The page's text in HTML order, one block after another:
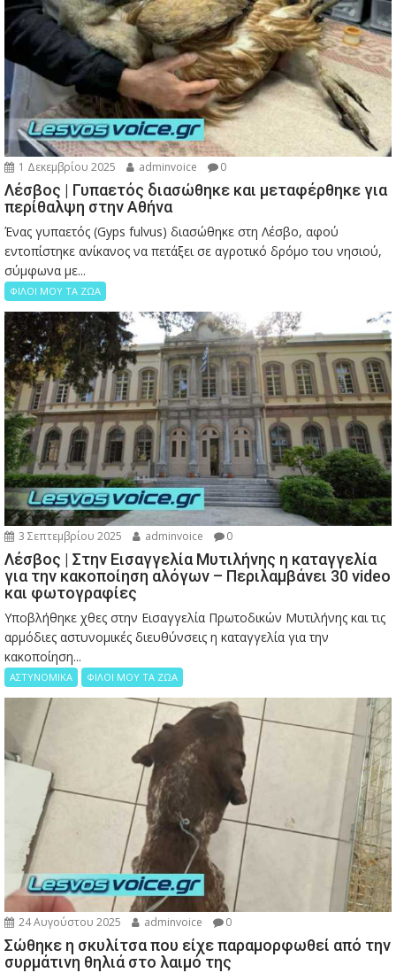
1 Δεκεμβρίου 2025 adminvoice 0
Λέσβος | Γυπαετός διασώθηκε και μεταφέρθηκε για
περίθαλψη στην Αθήνα
Ένας γυπαετός (Gyps fulvus) διασώθηκε στη Λέσβο, αφού
εντοπίστηκε ανίκανος να πετάξει σε αγροτικό δρόμο του νησιού,
σύμφωνα με...
ΦΙΛΟΙ ΜΟΥ ΤΑ ΖΩΑ
3 Σεπτεμβρίου 2025 adminvoice 0
Λέσβος | Στην Εισαγγελία Μυτιλήνης η καταγγελία
για την κακοποίηση αλόγων – Περιλαμβάνει 30 video
και φωτογραφίες
Υποβλήθηκε χθες στην Εισαγγελία Πρωτοδικών Μυτιλήνης και τις
αρμόδιες αστυνομικές διευθύνσεις η καταγγελία για την
κακοποίηση...
ΑΣΤΥΝΟΜΙΚΑ ΦΙΛΟΙ ΜΟΥ ΤΑ ΖΩΑ
24 Αυγούστου 2025 adminvoice 0
Σώθηκε η σκυλίτσα που είχε παραμορφωθεί από την
συρμάτινη θηλιά στο λαιμό της